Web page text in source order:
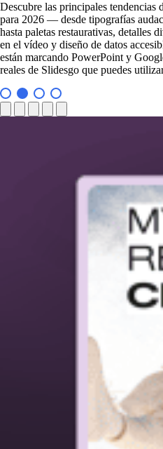
Descubre las principales tendencias
para 2026 — desde tipografías
hasta paletas restaurativas, detalles
en el vídeo y diseño de datos
están marcando PowerPoint y
reales de Slidesgo que puedes